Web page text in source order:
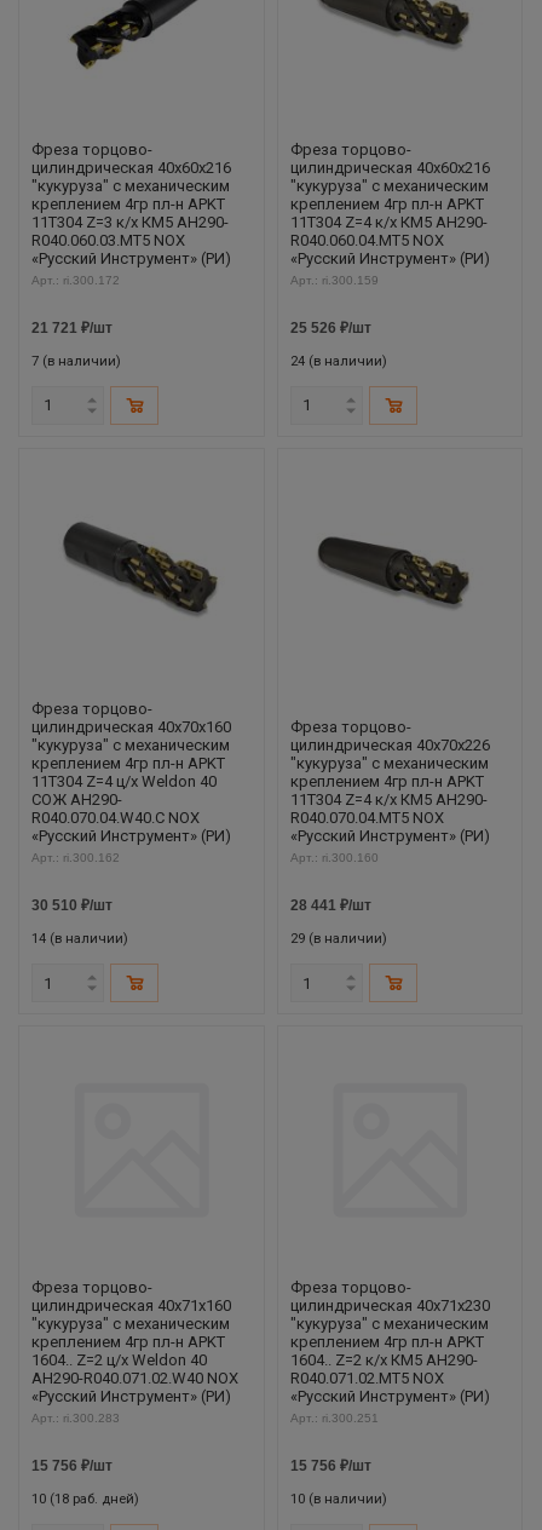
Фреза торцово-
цилиндрическая 40x60x216
"кукуруза" с механическим
креплением 4гр пл-н APKT
11T304 Z=3 к/х КМ5 AH290-
R040.060.03.MT5 NOX
«Русский Инструмент» (РИ)
Арт.: ri.300.172
21 721 ₽/шт
7 (в наличии)
Фреза торцово-
цилиндрическая 40x60x216
"кукуруза" с механическим
креплением 4гр пл-н APKT
11T304 Z=4 к/х КМ5 AH290-
R040.060.04.MT5 NOX
«Русский Инструмент» (РИ)
Арт.: ri.300.159
25 526 ₽/шт
24 (в наличии)
Фреза торцово-
цилиндрическая 40x70x160
"кукуруза" с механическим
креплением 4гр пл-н APKT
11T304 Z=4 ц/х Weldon 40
СОЖ AH290-
R040.070.04.W40.C NOX
«Русский Инструмент» (РИ)
Арт.: ri.300.162
30 510 ₽/шт
14 (в наличии)
Фреза торцово-
цилиндрическая 40x70x226
"кукуруза" с механическим
креплением 4гр пл-н APKT
11T304 Z=4 к/х КМ5 AH290-
R040.070.04.MT5 NOX
«Русский Инструмент» (РИ)
Арт.: ri.300.160
28 441₽/шт
29 (в наличии)
Фреза торцово-
цилиндрическая 40x71x160
"кукуруза" с механическим
креплением 4гр пл-н APKT
1604.. Z=2 ц/х Weldon 40
AH290-R040.071.02.W40 NOX
«Русский Инструмент» (РИ)
Арт.: ri.300.283
15 756 ₽/шт
10 (18 раб. дней)
Фреза торцово-
цилиндрическая 40x71x230
"кукуруза" с механическим
креплением 4гр пл-н APKT
1604.. Z=2 к/х КМ5 AH290-
R040.071.02.MT5 NOX
«Русский Инструмент» (РИ)
Арт.: ri.300.251
15 756 ₽/шт
10 (в наличии)